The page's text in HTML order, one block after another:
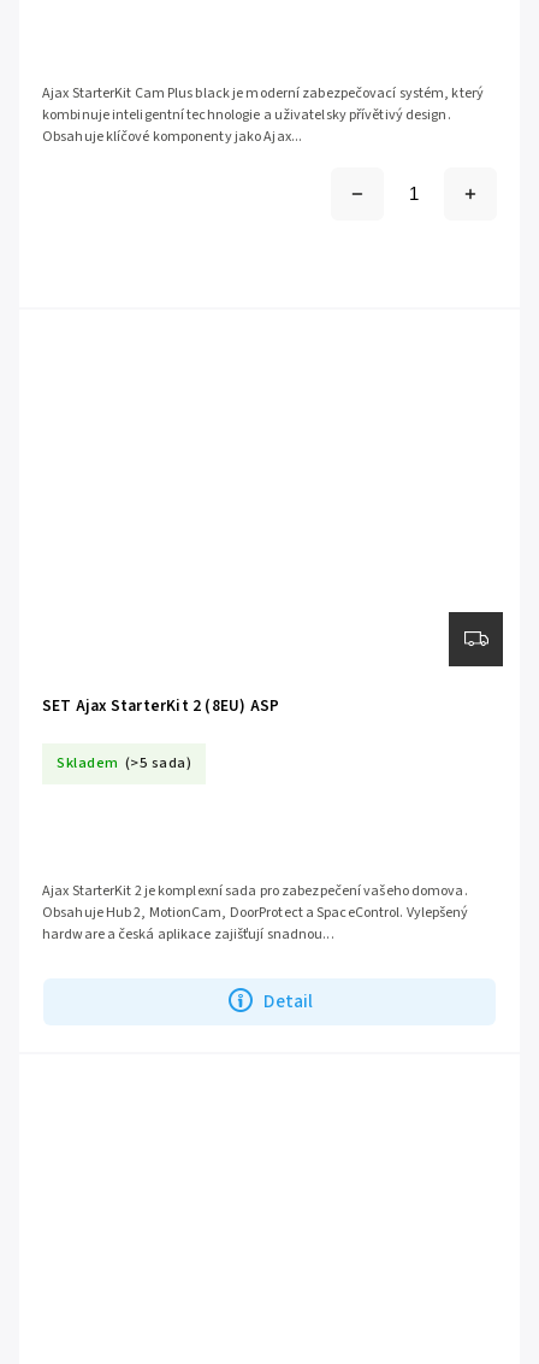
Ajax StarterKit Cam Plus black je moderní zabezpečovací systém, který
kombinuje inteligentní technologie a uživatelsky přívětivý design.
Obsahuje klíčové komponenty jako Ajax...
SET Ajax StarterKit 2 (8EU) ASP
Skladem (>5 sada)
Detail
Ajax StarterKit 2 je komplexní sada pro zabezpečení vašeho domova.
Obsahuje Hub 2, MotionCam, DoorProtect a SpaceControl. Vylepšený
hardware a česká aplikace zajišťují snadnou...